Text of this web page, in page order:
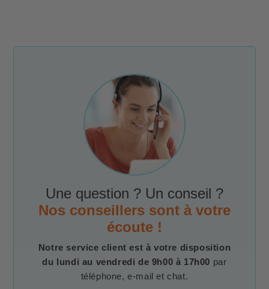
Une question ? Un conseil ?
Nos conseillers sont à votre
écoute !
Notre service client est à votre disposition
du lundi au vendredi de 9h00 à 17h00 par
téléphone, e-mail et chat.